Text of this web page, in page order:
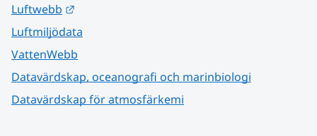
Luftwebb
Luftmiljödata
VattenWebb
Datavärdskap, oceanografi och marinbiologi
Datavärdskap för atmosfärkemi